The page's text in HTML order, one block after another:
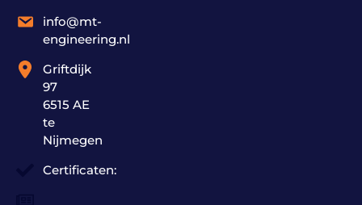
info@mt-
engineering.nl
Griftdijk
97
6515 AE
te
Nijmegen
Certificaten: